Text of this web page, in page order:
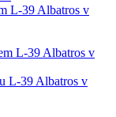
L-39 Albatros v
L-39 Albatros v
L-39 Albatros v